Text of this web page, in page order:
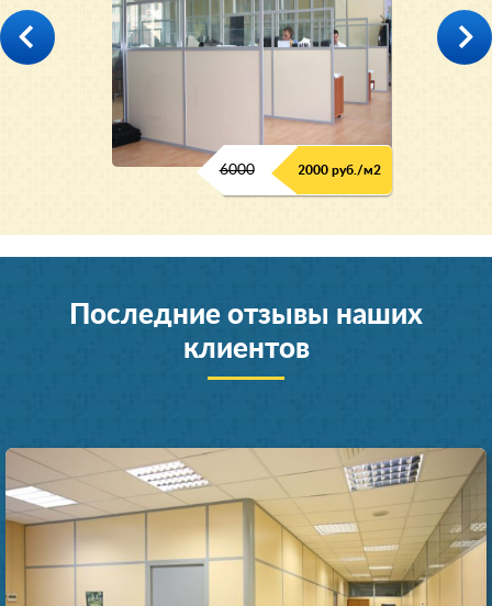
6000 2000 руб./м2
Последние отзывы наших
клиентов